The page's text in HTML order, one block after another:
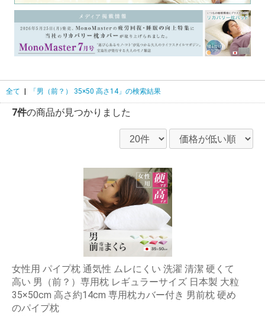
全て 「男（前？） 35×50 高さ14」の検索結果
7件の商品が見つかりました
女性用 パイプ枕 通気性 ムレにくい 洗濯 清潔 硬くて
高い 男（前？）専用枕 レギュラーサイズ 日本製 大粒
35×50cm 高さ約14cm 専用枕カバー付き 男前枕 硬め
のパイプ枕